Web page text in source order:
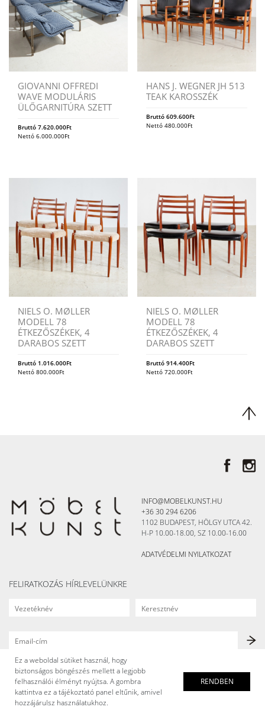
GIOVANNI OFFREDI
WAVE MODULÁRIS
ÜLŐGARNITÚRA SZETT
Bruttó 7.620.000Ft
Nettó 6.000.000Ft
HANS J. WEGNER JH 513
TEAK KAROSSZÉK
Bruttó609.600Ft
Nettó480.000Ft
NIELS O. MØLLER
MODELL 78
ÉTKEZŐSZÉKEK, 4
DARABOS SZETT
Bruttó 1.016.000Ft
Nettó 800.000Ft
NIELS O. MØLLER
MODELL 78
ÉTKEZŐSZÉKEK, 4
DARABOS SZETT
Bruttó914.400Ft
Nettó720.000Ft
INFO@MOBELKUNST.HU
+36 30 294 6206
1102 BUDAPEST, HÖLGY UTCA 42.
H-P 10.00-18.00, SZ 10.00-16.00
ADATVÉDELMI NYILATKOZAT
FELIRATKOZÁS HÍRLEVELÜNKRE
Ez a weboldal sütiket használ, hogy
biztonságos böngészés mellett a legjobb
felhasználói élményt nyújtsa. A gombra
kattintva ez a tájékoztató panel eltűnik, amivel
hozzájárulsz használatukhoz.
RENDBEN